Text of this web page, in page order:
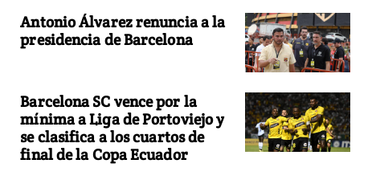
Antonio Álvarez renuncia a la
presidencia de Barcelona
Barcelona SC vence por la
mínima a Liga de Portoviejo y
se clasifica a los cuartos de
final de la Copa Ecuador